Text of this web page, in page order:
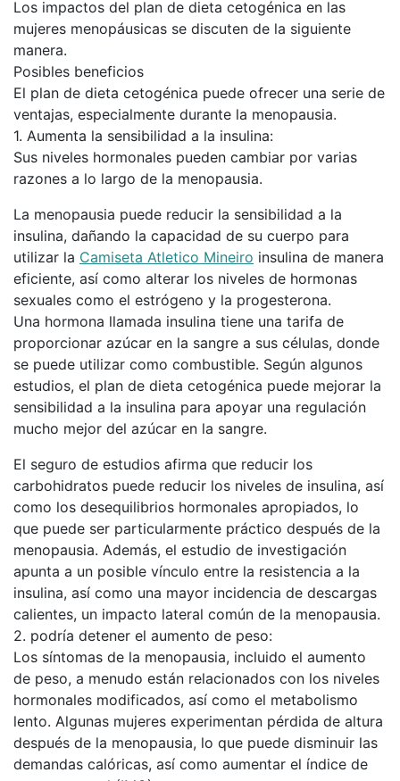
Los impactos del plan de dieta cetogénica en las
mujeres menopáusicas se discuten de la siguiente
manera.
Posibles beneficios
El plan de dieta cetogénica puede ofrecer una serie de
ventajas, especialmente durante la menopausia.
1. Aumenta la sensibilidad a la insulina:
Sus niveles hormonales pueden cambiar por varias
razones a lo largo de la menopausia.
La menopausia puede reducir la sensibilidad a la
insulina, dañando la capacidad de su cuerpo para
utilizar la Camiseta Atletico Mineiro insulina de manera
eficiente, así como alterar los niveles de hormonas
sexuales como el estrógeno y la progesterona.
Una hormona llamada insulina tiene una tarifa de
proporcionar azúcar en la sangre a sus células, donde
se puede utilizar como combustible. Según algunos
estudios, el plan de dieta cetogénica puede mejorar la
sensibilidad a la insulina para apoyar una regulación
mucho mejor del azúcar en la sangre.
El seguro de estudios afirma que reducir los
carbohidratos puede reducir los niveles de insulina, así
como los desequilibrios hormonales apropiados, lo
que puede ser particularmente práctico después de la
menopausia. Además, el estudio de investigación
apunta a un posible vínculo entre la resistencia a la
insulina, así como una mayor incidencia de descargas
calientes, un impacto lateral común de la menopausia.
2. podría detener el aumento de peso:
Los síntomas de la menopausia, incluido el aumento
de peso, a menudo están relacionados con los niveles
hormonales modificados, así como el metabolismo
lento. Algunas mujeres experimentan pérdida de altura
después de la menopausia, lo que puede disminuir las
demandas calóricas, así como aumentar el índice de